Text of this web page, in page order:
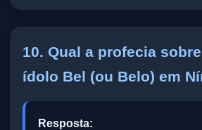
10. Qual a profecia
ídolo Bel (ou Belo) em
Resposta: